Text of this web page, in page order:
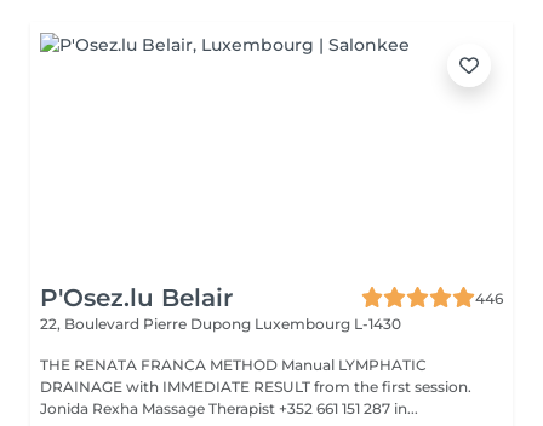
P'Osez.lu Belair
446
22, Boulevard Pierre Dupong Luxembourg L-1430
THE RENATA FRANCA METHOD Manual LYMPHATIC
DRAINAGE with IMMEDIATE RESULT from the first session.
Jonida Rexha Massage Therapist +352 661 151 287 in...